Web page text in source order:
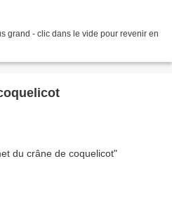
grand - clic dans le vide pour revenir en